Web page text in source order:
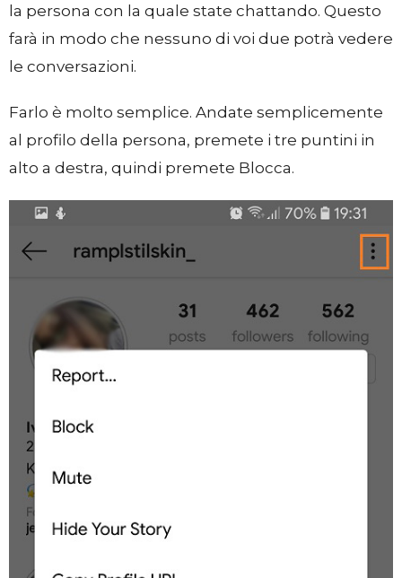
la persona con la quale state chattando. Questo
farà in modo che nessuno di voi due potrà vedere
le conversazioni.
Farlo è molto semplice. Andate semplicemente
al profilo della persona, premete i tre puntini in
alto a destra, quindi premete Blocca.